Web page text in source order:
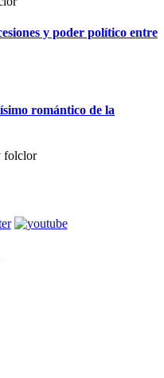
y poder político entre
romántico de la
folclor